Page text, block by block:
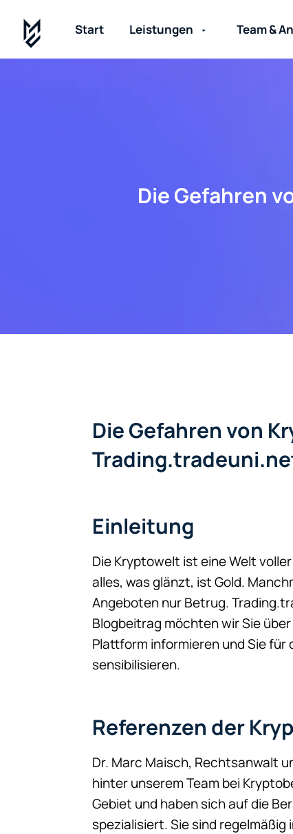
Start Leistungen Team &
Die Gefahren
Die Gefahren von
Einleitung
Die Kryptowelt ist eine Welt
alles, was glänzt, ist Gold.
Angeboten nur Betrug.
Blogbeitrag möchten wir Sie
Plattform informieren und Sie
sensibilisieren.
Referenzen der
Dr. Marc Maisch, Rechtsanwalt
hinter unserem Team bei
Gebiet und haben sich auf die
spezialisiert. Sie sind